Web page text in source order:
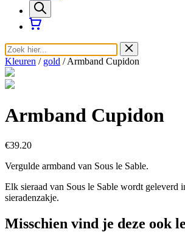
Kleuren / gold / Armband Cupidon
Armband Cupidon
€39.20
Vergulde armband van Sous le Sable.
Elk sieraad van Sous le Sable wordt geleverd
sieradenzakje.
Misschien vind je deze ook